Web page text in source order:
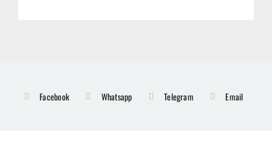
Facebook Whatsapp Telegram Email